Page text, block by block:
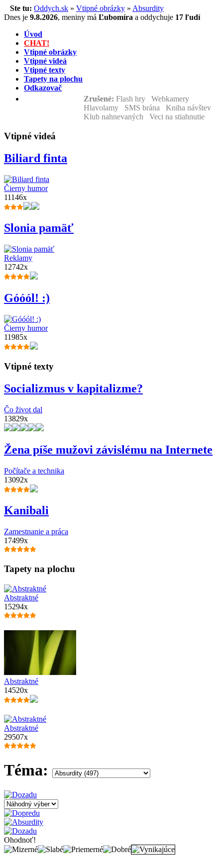
Ste tu: Oddych.sk » Vtipné obrázky » Absurdity
Dnes je 9.8.2026, meniny má Ľubomíra a oddychuje 17 ľudí
Úvod
CHAT!
Vtipné obrázky
Vtipné videá
Vtipné texty
Tapety na plochu
Odkazovač
Zrušené: Flash hry Webkamery
Hlavolamy SMS brána Kniha návštev
Klub nahnevaných Veci na stiahnutie
Vtipné videá
Biliard finta
Čierny humor
11146x
Slonia pamäť
Reklamy
12742x
Góóól! :)
Čierny humor
11985x
Vtipné texty
Socializmus v kapitalizme?
Čo život dal
13829x
Žena píše mužovi závislému na Internete
Počítače a technika
13092x
Kanibali
Zamestnanie a práca
17499x
Tapety na plochu
Abstraktné
15294x
Abstraktné
14520x
Abstraktné
29507x
Téma:
Ohodnoť!